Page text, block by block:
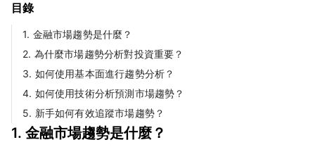
目錄
1. 金融市場趨勢是什麼？
2. 為什麼市場趨勢分析對投資重要？
3. 如何使用基本面進行趨勢分析？
4. 如何使用技術分析預測市場趨勢？
5. 新手如何有效追蹤市場趨勢？
1. 金融市場趨勢是什麼？